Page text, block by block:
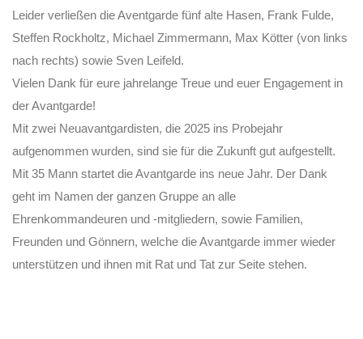
Leider verließen die Aventgarde fünf alte Hasen, Frank Fulde,
Steffen Rockholtz, Michael Zimmermann, Max Kötter (von links
nach rechts) sowie Sven Leifeld.
Vielen Dank für eure jahrelange Treue und euer Engagement in
der Avantgarde!
Mit zwei Neuavantgardisten, die 2025 ins Probejahr
aufgenommen wurden, sind sie für die Zukunft gut aufgestellt.
Mit 35 Mann startet die Avantgarde ins neue Jahr. Der Dank
geht im Namen der ganzen Gruppe an alle
Ehrenkommandeuren und -mitgliedern, sowie Familien,
Freunden und Gönnern, welche die Avantgarde immer wieder
unterstützen und ihnen mit Rat und Tat zur Seite stehen.